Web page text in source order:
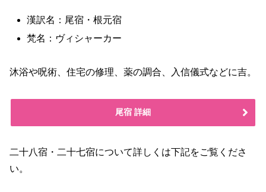
漢訳名：尾宿・根元宿
梵名：ヴィシャーカー
沐浴や呪術、住宅の修理、薬の調合、入信儀式などに吉。
尾宿 詳細
二十八宿・二十七宿について詳しくは下記をご覧くださ
い。